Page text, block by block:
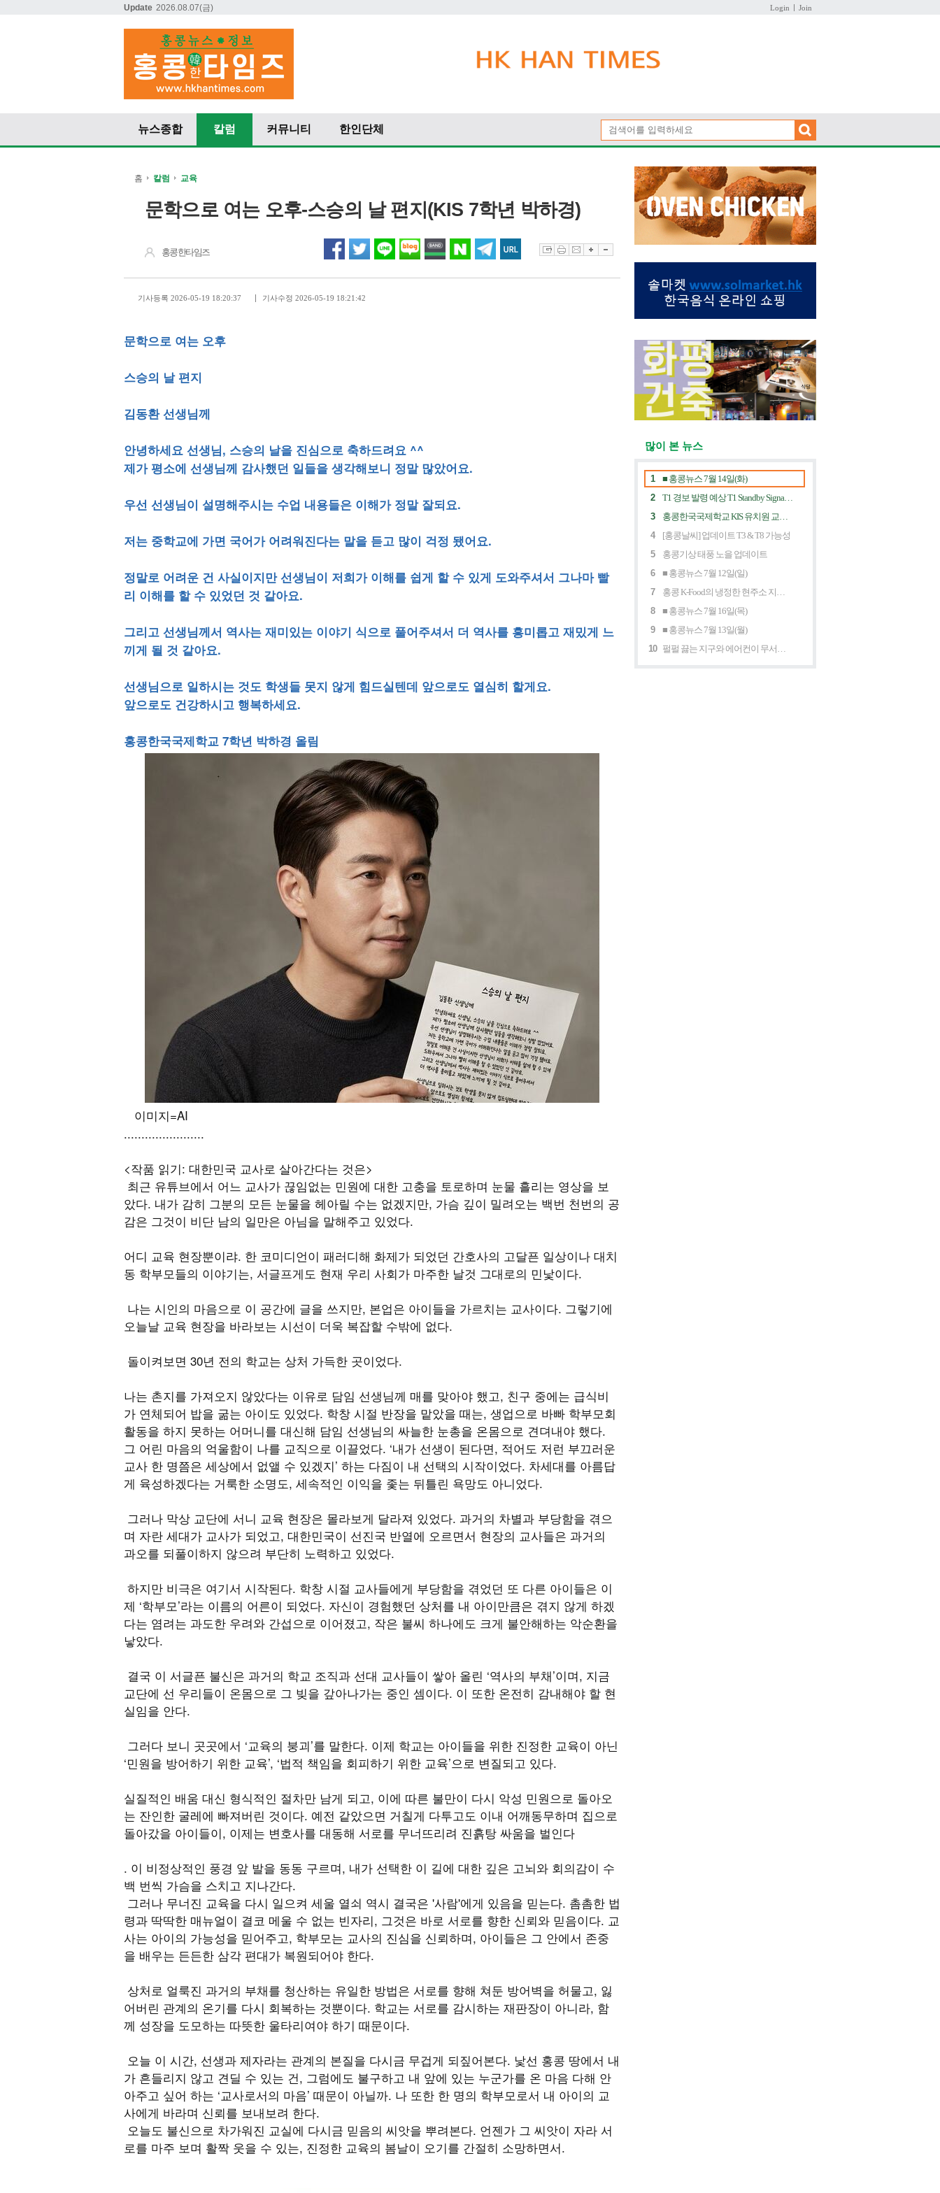
Login Join
Update 2026.08.07(금)
뉴스종합 칼럼 커뮤니티 한인단체
홈 칼럼 교육
문학으로 여는 오후-스승의 날 편지(KIS 7학년 박하경)
홍콩한타임즈
기사등록 2026-05-19 18:20:37 기사수정 2026-05-19 18:21:42
문학으로 여는 오후
스승의 날 편지
김동환 선생님께
안녕하세요 선생님, 스승의 날을 진심으로 축하드려요 ^^
제가 평소에 선생님께 감사했던 일들을 생각해보니 정말 많았어요.
우선 선생님이 설명해주시는 수업 내용들은 이해가 정말 잘되요.
저는 중학교에 가면 국어가 어려워진다는 말을 듣고 많이 걱정 됐어요.
정말로 어려운 건 사실이지만 선생님이 저희가 이해를 쉽게 할 수 있게 도와주셔서 그나마 빨
리 이해를 할 수 있었던 것 같아요.
그리고 선생님께서 역사는 재미있는 이야기 식으로 풀어주셔서 더 역사를 흥미롭고 재밌게 느
끼게 될 것 같아요.
선생님으로 일하시는 것도 학생들 못지 않게 힘드실텐데 앞으로도 열심히 할게요.
앞으로도 건강하시고 행복하세요.
홍콩한국국제학교 7학년 박하경 올림
이미지=AI
.......................
<작품 읽기: 대한민국 교사로 살아간다는 것은>
최근 유튜브에서 어느 교사가 끊임없는 민원에 대한 고충을 토로하며 눈물 흘리는 영상을 보
았다. 내가 감히 그분의 모든 눈물을 헤아릴 수는 없겠지만, 가슴 깊이 밀려오는 백번 천번의 공
감은 그것이 비단 남의 일만은 아님을 말해주고 있었다.
어디 교육 현장뿐이랴. 한 코미디언이 패러디해 화제가 되었던 간호사의 고달픈 일상이나 대치
동 학부모들의 이야기는, 서글프게도 현재 우리 사회가 마주한 날것 그대로의 민낯이다.
나는 시인의 마음으로 이 공간에 글을 쓰지만, 본업은 아이들을 가르치는 교사이다. 그렇기에
오늘날 교육 현장을 바라보는 시선이 더욱 복잡할 수밖에 없다.
돌이켜보면 30년 전의 학교는 상처 가득한 곳이었다.
나는 촌지를 가져오지 않았다는 이유로 담임 선생님께 매를 맞아야 했고, 친구 중에는 급식비
가 연체되어 밥을 굶는 아이도 있었다. 학창 시절 반장을 맡았을 때는, 생업으로 바빠 학부모회
활동을 하지 못하는 어머니를 대신해 담임 선생님의 싸늘한 눈총을 온몸으로 견뎌내야 했다.
그 어린 마음의 억울함이 나를 교직으로 이끌었다. ‘내가 선생이 된다면, 적어도 저런 부끄러운
교사 한 명쯤은 세상에서 없앨 수 있겠지’ 하는 다짐이 내 선택의 시작이었다. 차세대를 아름답
게 육성하겠다는 거룩한 소명도, 세속적인 이익을 좇는 뒤틀린 욕망도 아니었다.
그러나 막상 교단에 서니 교육 현장은 몰라보게 달라져 있었다. 과거의 차별과 부당함을 겪으
며 자란 세대가 교사가 되었고, 대한민국이 선진국 반열에 오르면서 현장의 교사들은 과거의
과오를 되풀이하지 않으려 부단히 노력하고 있었다.
하지만 비극은 여기서 시작된다. 학창 시절 교사들에게 부당함을 겪었던 또 다른 아이들은 이
제 ‘학부모’라는 이름의 어른이 되었다. 자신이 경험했던 상처를 내 아이만큼은 겪지 않게 하겠
다는 염려는 과도한 우려와 간섭으로 이어졌고, 작은 불씨 하나에도 크게 불안해하는 악순환을
낳았다.
결국 이 서글픈 불신은 과거의 학교 조직과 선대 교사들이 쌓아 올린 ‘역사의 부채’이며, 지금
교단에 선 우리들이 온몸으로 그 빚을 갚아나가는 중인 셈이다. 이 또한 온전히 감내해야 할 현
실임을 안다.
그러다 보니 곳곳에서 ‘교육의 붕괴’를 말한다. 이제 학교는 아이들을 위한 진정한 교육이 아닌
‘민원을 방어하기 위한 교육’, ‘법적 책임을 회피하기 위한 교육’으로 변질되고 있다.
실질적인 배움 대신 형식적인 절차만 남게 되고, 이에 따른 불만이 다시 악성 민원으로 돌아오
는 잔인한 굴레에 빠져버린 것이다. 예전 같았으면 거칠게 다투고도 이내 어깨동무하며 집으로
돌아갔을 아이들이, 이제는 변호사를 대동해 서로를 무너뜨리려 진흙탕 싸움을 벌인다
. 이 비정상적인 풍경 앞 발을 동동 구르며, 내가 선택한 이 길에 대한 깊은 고뇌와 회의감이 수
백 번씩 가슴을 스치고 지나간다.
그러나 무너진 교육을 다시 일으켜 세울 열쇠 역시 결국은 '사람'에게 있음을 믿는다. 촘촘한 법
령과 딱딱한 매뉴얼이 결코 메울 수 없는 빈자리, 그것은 바로 서로를 향한 신뢰와 믿음이다. 교
사는 아이의 가능성을 믿어주고, 학부모는 교사의 진심을 신뢰하며, 아이들은 그 안에서 존중
을 배우는 든든한 삼각 편대가 복원되어야 한다.
상처로 얼룩진 과거의 부채를 청산하는 유일한 방법은 서로를 향해 쳐둔 방어벽을 허물고, 잃
어버린 관계의 온기를 다시 회복하는 것뿐이다. 학교는 서로를 감시하는 재판장이 아니라, 함
께 성장을 도모하는 따뜻한 울타리여야 하기 때문이다.
오늘 이 시간, 선생과 제자라는 관계의 본질을 다시금 무겁게 되짚어본다. 낯선 홍콩 땅에서 내
가 흔들리지 않고 견딜 수 있는 건, 그럼에도 불구하고 내 앞에 있는 누군가를 온 마음 다해 안
아주고 싶어 하는 ‘교사로서의 마음’ 때문이 아닐까. 나 또한 한 명의 학부모로서 내 아이의 교
사에게 바라며 신뢰를 보내보려 한다.
오늘도 불신으로 차가워진 교실에 다시금 믿음의 씨앗을 뿌려본다. 언젠가 그 씨앗이 자라 서
로를 마주 보며 활짝 웃을 수 있는, 진정한 교육의 봄날이 오기를 간절히 소망하면서.
많이 본 뉴스
1
■ 홍콩뉴스 7월 14일(화)
2
3
4
[홍콩날씨] 업데이트 T3 & T8 가능성
5
홍콩기상 태풍 노을 업데이트
6
■ 홍콩뉴스 7월 12일(일)
7
8
■ 홍콩뉴스 7월 16일(목)
9
■ 홍콩뉴스 7월 13일(월)
10